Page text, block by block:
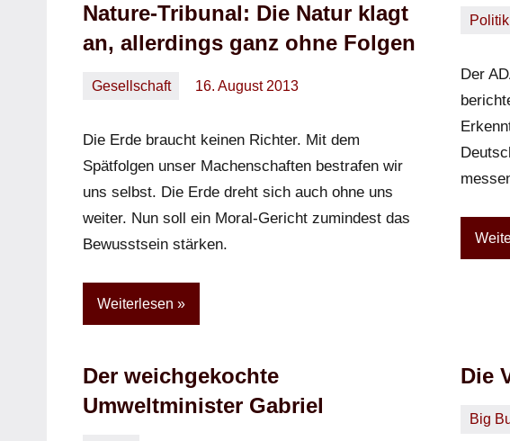
Nature-Tribunal: Die Natur klagt
an, allerdings ganz ohne Folgen
Gesellschaft
16. August 2013
Die Erde braucht keinen Richter. Mit dem
Spätfolgen unser Machenschaften bestrafen wir
uns selbst. Die Erde dreht sich auch ohne uns
weiter. Nun soll ein Moral-Gericht zumindest das
Bewusstsein stärken.
Weiterlesen
Politik
Der
Der weichgekochte
Umweltminister Gabriel
Die
Big
Oliver